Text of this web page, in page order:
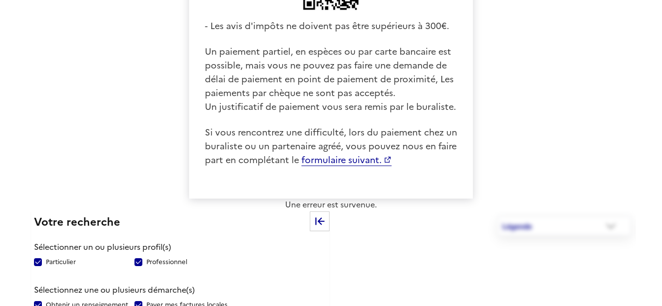
- Les avis d'impôts ne doivent pas être supérieurs à 300€.
Un paiement partiel, en espèces ou par carte bancaire est
possible, mais vous ne pouvez pas faire une demande de
délai de paiement en point de paiement de proximité, Les
paiements par chèque ne sont pas acceptés.
Un justificatif de paiement vous sera remis par le buraliste.
Si vous rencontrez une difficulté, lors du paiement chez un
buraliste ou un partenaire agréé, vous pouvez nous en faire
part en complétant leformulaire suivant.
Une erreur est survenue.
Votre recherche
Sélectionner un ou plusieurs profil(s)
Particulier Professionnel
Sélectionnez une ou plusieurs démarche(s)
Légende